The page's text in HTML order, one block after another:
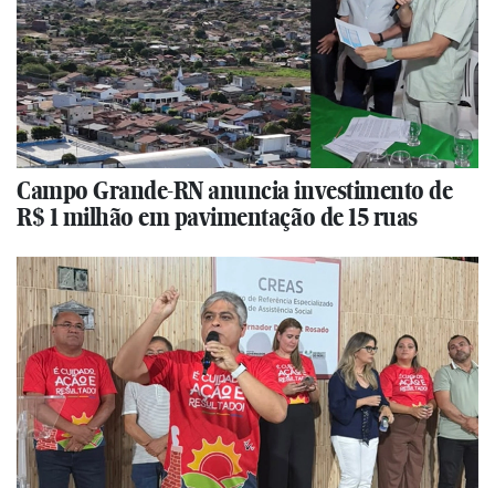
Campo Grande-RN anuncia investimento de
R$ 1 milhão em pavimentação de 15 ruas